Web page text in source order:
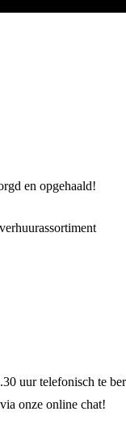
en opgehaald!
uur telefonisch te
onze online chat!